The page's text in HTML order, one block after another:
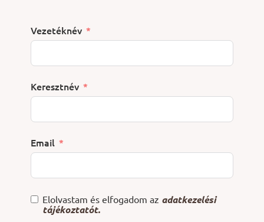
Vezetéknév
Keresztnév
Email
Elolvastam és elfogadom az adatkezelési
tájékoztatót.